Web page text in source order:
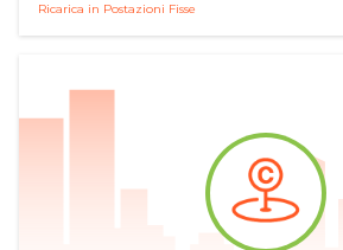
Ricarica in Postazioni Fisse